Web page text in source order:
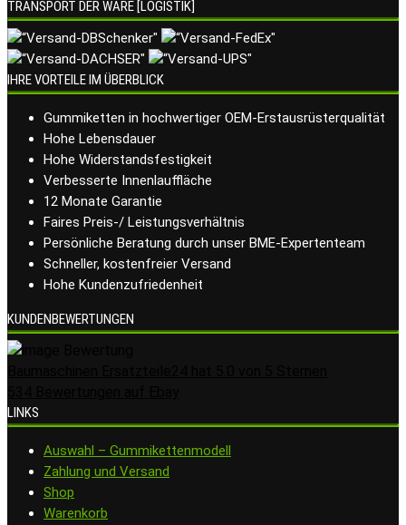
TRANSPORT DER WARE [LOGISTIK]
IHRE VORTEILE IM ÜBERBLICK
Gummiketten in hochwertiger OEM-Erstausrüsterqualität
Hohe Lebensdauer
Hohe Widerstandsfestigkeit
Verbesserte Innenlauffläche
12 Monate Garantie
Faires Preis-/ Leistungsverhältnis
Persönliche Beratung durch unser BME-Expertenteam
Schneller, kostenfreier Versand
Hohe Kundenzufriedenheit
KUNDENBEWERTUNGEN
LINKS
Auswahl – Gummikettenmodell
Zahlung und Versand
Shop
Warenkorb